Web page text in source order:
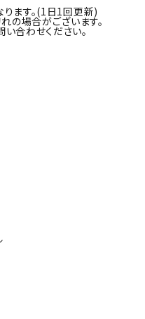
ます。(1日1回更新)
の場合がございます。
合わせください。